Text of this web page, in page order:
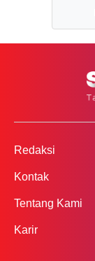
Redaksi
Kontak
Tentang Kami
Karir